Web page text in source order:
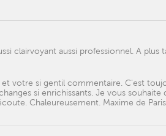
clairvoyant aussi professionnel. A plus
votre si gentil commentaire. C'est
si enrichissants. Je vous souhaite
Chaleureusement. Maxime de